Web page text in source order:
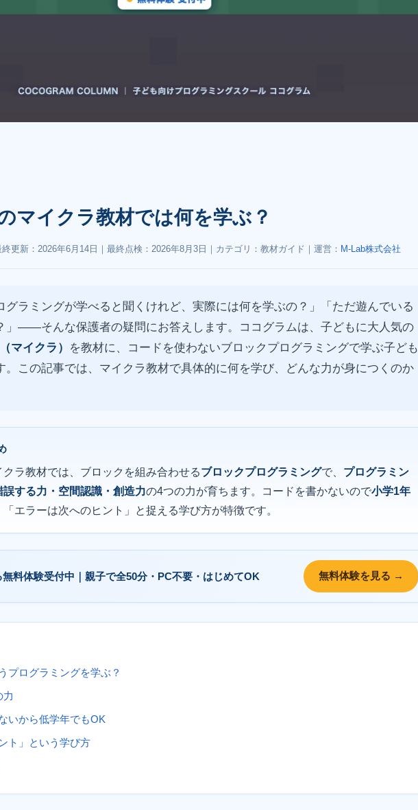
マイクラ教材では何を学ぶ？
終更新： 2026年6月14日 ｜最終点検： 2026年8月3日 ｜カテゴリ：教材ガイド｜運営： M-Lab株式会社
グラミングが学べると聞くけれど、実際には何を学ぶの？」「ただ遊んでいる
」——そんな保護者の疑問にお答えします。ココグラムは、子どもに大人気の
マイクラ）
を教材に、コードを使わないブロックプログラミングで学ぶ子ども
。この記事では、マイクラ教材で具体的に何を学び、どんな力が身につくのか
クラ教材では、ブロックを組み合わせるブロックプログラミングで、 プログラミン
する力・空間認識・創造力の4つの力が育ちます。コードを書かないので小学1年
エラーは次へのヒント」と捉える学び方が特徴です。
無料体験受付中｜ 親子で全50分・PC不要・はじめてOK 無料体験を見る →
プログラミングを学ぶ？
力
いから低学年でもOK
ト」という学び方